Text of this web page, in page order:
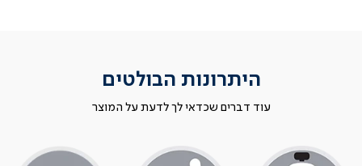
היתרונות הבולטים
עוד דברים שכדאי לך לדעת על המוצר